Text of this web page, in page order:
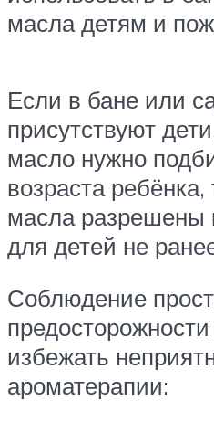
масла детям и
Если в бане или
присутствуют
масло нужно
возраста ребёнка,
масла разрешены
для детей не
Соблюдение
избежать
ароматерапии: